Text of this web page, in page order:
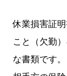
休業損害証
こと（欠勤
な書類です。